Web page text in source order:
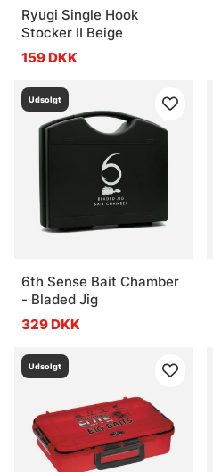
Ryugi Single Hook
Stocker II Beige
159 DKK
Udsolgt
6th Sense Bait Chamber
- Bladed Jig
329 DKK
Udsolgt